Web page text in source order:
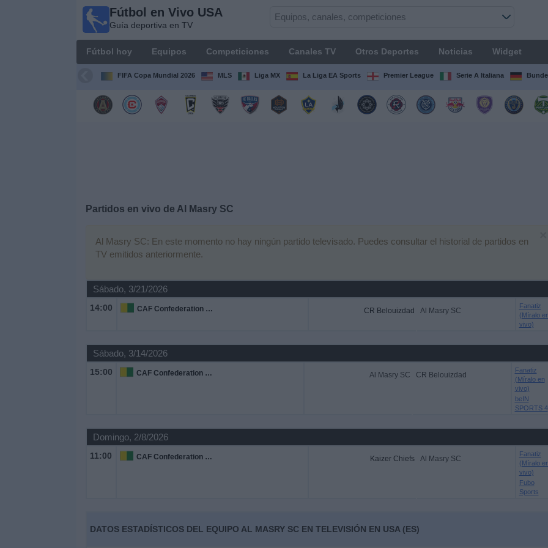
Fútbol en Vivo USA
Guía deportiva en TV
Fútbol hoy Equipos Competiciones Canales TV Otros Deportes Noticias Widget
FIFA Copa Mundial 2026 MLS Liga MX La Liga EA Sports Premier League Serie A Italiana
Partidos en vivo de Al Masry SC
Al Masry SC: En este momento no hay ningún partido televisado. Puedes consultar el historial de partidos en
TV emitidos anteriormente.
Sábado, 3/21/2026
14:00 CAF Confederation Cup CR Belouizdad Al Masry SC
Fanatiz
(Míralo
vivo)
Sábado, 3/14/2026
15:00 CAF Confederation Cup Al Masry SC CR Belouizdad
Fanatiz
(Míralo en
vivo)
beIN
SPORTS 4
Domingo, 2/8/2026
11:00 CAF Confederation Cup Kaizer Chiefs Al Masry SC
Fanatiz
(Míralo
vivo)
Fubo
Sports
DATOS ESTADÍSTICOS DEL EQUIPO AL MASRY SC EN TELEVISIÓN EN USA (ES)